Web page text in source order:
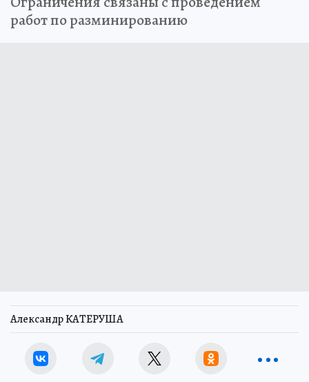
работ по разминированию
Александр КАТЕРУША